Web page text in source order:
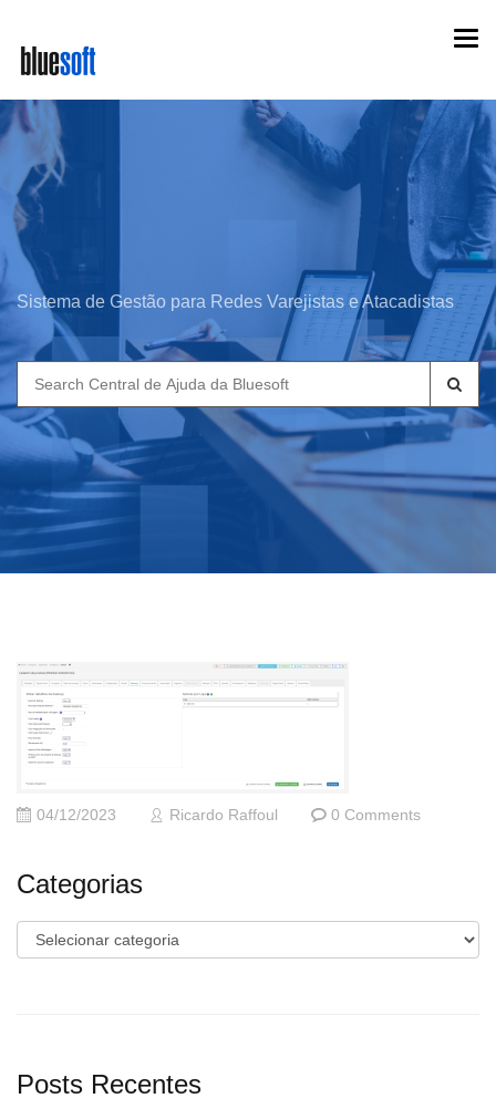
main
content
Sistema de Gestão para Redes Varejistas e Atacadistas
Search
for:
04/12/2023 Ricardo Raffoul 0 Comments
Categorias
Categorias
Posts Recentes